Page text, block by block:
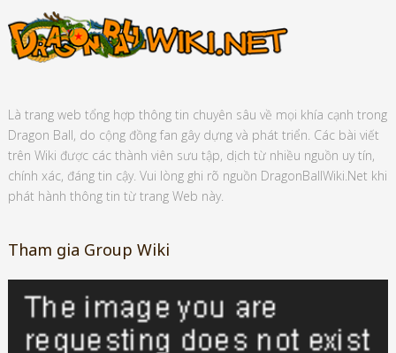
Là trang web tổng hợp thông tin chuyên sâu về mọi khía cạnh trong
Dragon Ball, do cộng đồng fan gây dựng và phát triển. Các bài viết
trên Wiki được các thành viên sưu tập, dịch từ nhiều nguồn uy tín,
chính xác, đáng tin cậy. Vui lòng ghi rõ nguồn DragonBallWiki.Net khi
phát hành thông tin từ trang Web này.
Tham gia Group Wiki